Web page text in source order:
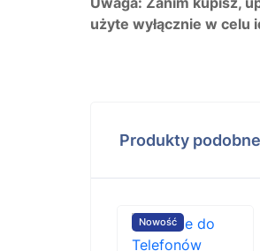
użyte wyłącznie w celu
Produkty podobne
Nowość